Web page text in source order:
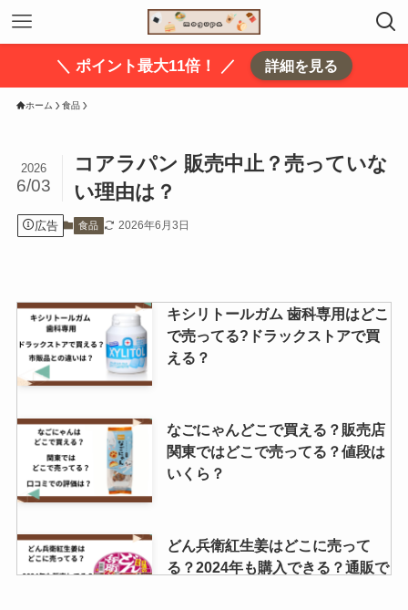
＼ ポイント最大11倍！ ／ 詳細を見る
ホーム 食品
コアラパン 販売中止？売っていな
い理由は？
2026
6/03
広告 食品 2026年6月3日
キシリトールガム 歯科専用はどこ
で売ってる?ドラックストアで買
える？
なごにゃんどこで買える？販売店
関東ではどこで売ってる？値段は
いくら？
どん兵衛紅生姜はどこに売って
る？2024年も購入できる？通販で